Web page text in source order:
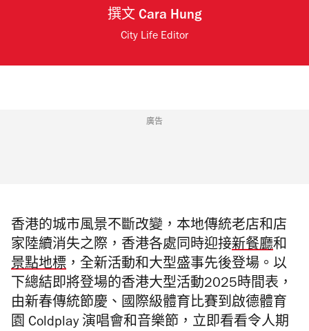
撰文 Cara Hung
City Life Editor
廣告
香港的城市風景不斷改變，本地傳統老店和店
家陸續消失之際，香港各處同時迎接新餐廳和
景點地標 ， 全新活動和大型盛事先後登場。以
下總結即將登場的香港大型活動2025時間表，
由新春傳統節慶、國際級體育比賽到啟德體育
園 Coldplay 演唱會和音樂節，立即看看令人期